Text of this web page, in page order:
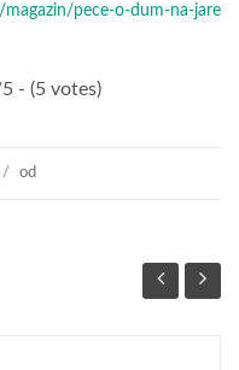
pece-o-dum-na-jare
- (5 votes)
/ od